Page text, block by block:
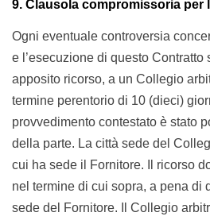
9. Clausola compromissoria per
Ogni eventuale controversia
e l’esecuzione di questo Contratto
apposito ricorso, a un Collegio
termine perentorio di 10 (dieci)
provvedimento contestato è stato
della parte. La città sede del
cui ha sede il Fornitore. Il ricorso
nel termine di cui sopra, a pena di
sede del Fornitore. Il Collegio